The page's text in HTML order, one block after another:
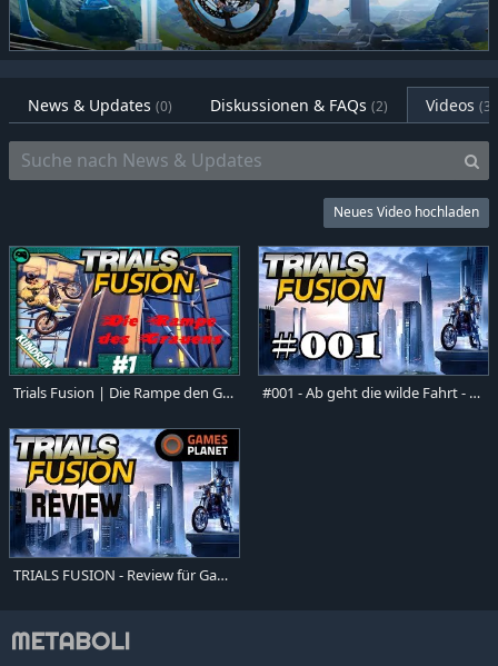
News & Updates (0) Diskussionen & FAQs (2) Videos (3)
Neues Video hochladen
Trials Fusion | Die Rampe den Grauens | #1 Let's Play german/deutsch FACECAM #001 - Ab geht die wilde Fahrt - TRIALS FUSION
TRIALS FUSION - Review für GamesPlanet